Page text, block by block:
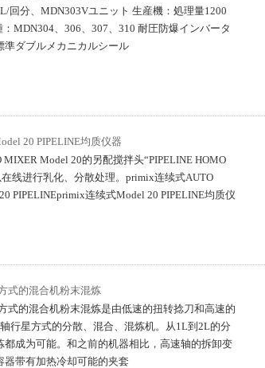
回分、MDN303Vユニット 生産機：処理量1200
：MDN304、306、307、310 耐圧防爆インバータ
準ダブルメカニカルシール
20 PIPELINE均质仪器
MIXER Model 20的另配搅拌头“PIPELINE HOMO
线进行乳化、分散处理。primix连续式AUTO
PIPELINEprimix连续式Model 20 PIPELINE均质仪
式的混合机粉末混炼
式的混合机粉末混炼是由低速的扭转捻刀和高速的
行星方式的分散、混合、混炼机。从1L到2L的分
都成为可能。和之前的机器相比，高速轴的拆卸变
器带有加热冷却可能的夹套